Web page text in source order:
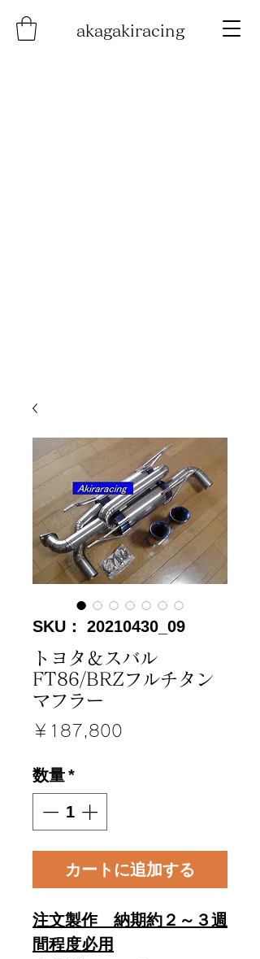
akagakiracing
SKU： 20210430_09
トヨタ＆スバル
FT86/BRZフルチタン
マフラー
￥187,800
数量*
カートに追加する
注文製作 納期約２～３週
間程度必用